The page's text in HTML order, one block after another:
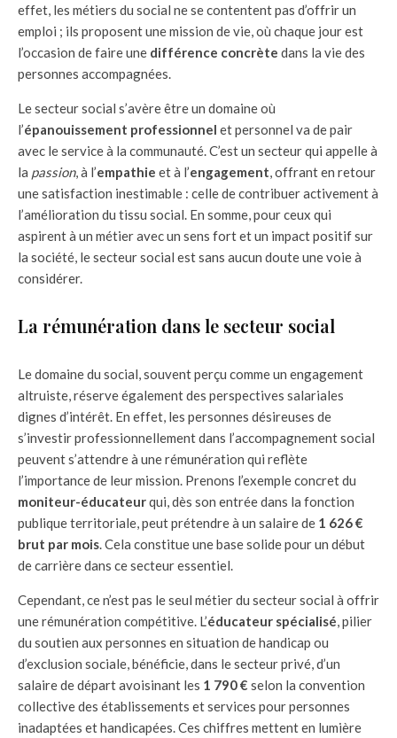
effet, les métiers du social ne se contentent pas d’offrir un
emploi ; ils proposent une mission de vie, où chaque jour est
l’occasion de faire une différence concrète dans la vie des
personnes accompagnées.
Le secteur social s’avère être un domaine où
l’épanouissement professionnel et personnel va de pair
avec le service à la communauté. C’est un secteur qui appelle à
la passion, à l’empathie et à l’engagement , offrant en retour
une satisfaction inestimable : celle de contribuer activement à
l’amélioration du tissu social. En somme, pour ceux qui
aspirent à un métier avec un sens fort et un impact positif sur
la société, le secteur social est sans aucun doute une voie à
considérer.
La rémunération dans le secteur social
Le domaine du social, souvent perçu comme un engagement
altruiste, réserve également des perspectives salariales
dignes d’intérêt. En effet, les personnes désireuses de
s’investir professionnellement dans l’accompagnement social
peuvent s’attendre à une rémunération qui reflète
l’importance de leur mission. Prenons l’exemple concret du
moniteur-éducateurqui, dès son entrée dans la fonction
publique territoriale, peut prétendre à un salaire de 1 626 €
brut par mois . Cela constitue une base solide pour un début
de carrière dans ce secteur essentiel.
Cependant, ce n’est pas le seul métier du secteur social à offrir
une rémunération compétitive. L’éducateur spécialisé , pilier
du soutien aux personnes en situation de handicap ou
d’exclusion sociale, bénéficie, dans le secteur privé, d’un
salaire de départ avoisinant les 1 790 € selon la convention
collective des établissements et services pour personnes
inadaptées et handicapées. Ces chiffres mettent en lumière